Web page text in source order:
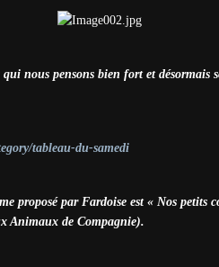
qui nous pensons bien fort et désormais
tableau-du-samedi
proposé par Fardoise est « Nos petits
Animaux de Compagnie).